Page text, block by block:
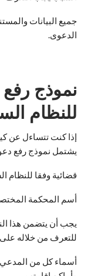
جميع البيانات
الدعوى.
نموذج
للنظام
إذا كنت تتساءل عن
يشتمل نموذج رفع
قضائية وفقا للنظام
أسم المحكمة
يجب أن يتضمن هذا
للتعرف من خلاله
أسماء كل من